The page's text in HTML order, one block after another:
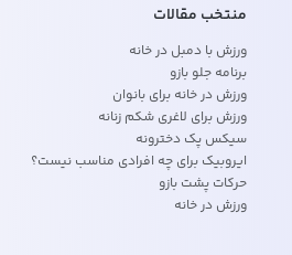
منتخب مقالات
ورزش با دمبل در خانه
برنامه جلو بازو
ورزش در خانه برای بانوان
ورزش برای لاغری شکم زنانه
سیکس پک دخترونه
ایروبیک برای چه افرادی مناسب نیست؟
حرکات پشت بازو
ورزش در خانه